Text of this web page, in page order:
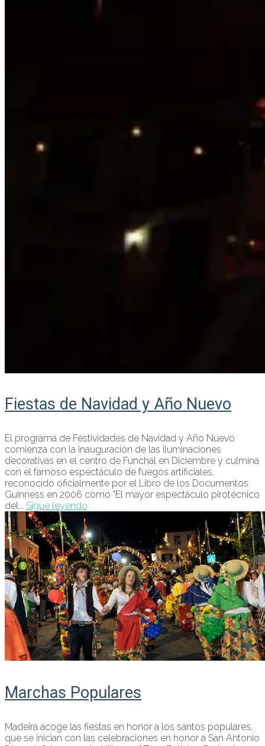
Fiestas de Navidad y Año Nuevo
El programa de Festividades de Navidad y Año Nuevo
comienza con la inauguración de las iluminaciones
decorativas en el centro de Funchal en Diciembre y culmina
con el famoso espectáculo de fuegos artificiales,
reconocido oficialmente por el Libro de los Documentos
Guinness en 2006 como "El mayor espectáculo pirotécnico
del... Sigue leyendo
Marchas Populares
Madeira acoge las fiestas en honor a los santos populares,
que se inician con las celebraciones en honor a San Antonio